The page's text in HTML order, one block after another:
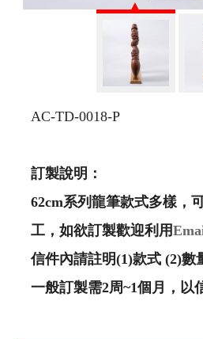
AC-TD-0018-P
訂製說明：
62cm系列龍筆款式多樣，
工，如欲訂製歡迎利用
信件內請註明(1)款式(2)數
一般訂製需2周~1個月，以